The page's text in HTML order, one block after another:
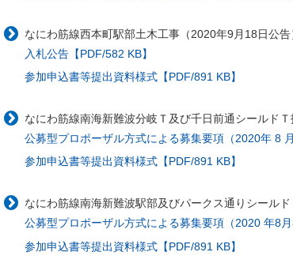
なにわ筋線西本町駅部土木工事（2020年9月18日公告
入札公告【PDF/582 KB】
参加申込書等提出資料様式【PDF/891 KB】
なにわ筋線南海新難波分岐Ｔ及び千日前通シールド
公募型プロポーザル方式による募集要項（2020年 8
参加申込書等提出資料様式【PDF/891 KB】
なにわ筋線南海新難波駅部及びパークス通りシール
公募型プロポーザル方式による募集要項（2020 年8月
参加申込書等提出資料様式【PDF/891 KB】